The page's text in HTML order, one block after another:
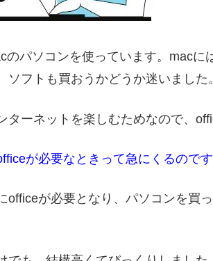
のパソコンを使っています。 macに
ソフトも買おうかどうか迷いました。
ターネットを楽しむためなので、
が必要なときって急にくるのです
officeが必要となり、パソコンを買